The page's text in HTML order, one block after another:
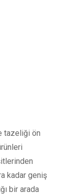
tazeliği ön
kadar geniş
bir arada